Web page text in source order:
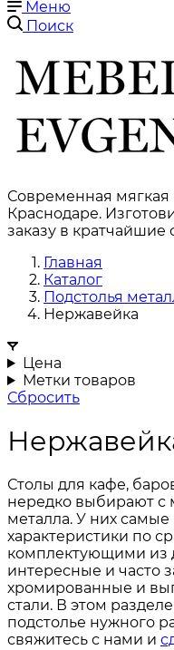
Меню
Поиск
Современная мягкая
Краснодаре.
заказу в кратчайшие
Главная
Каталог
Подстолья
Нержавейка
Цена
Метки товаров
Сбросить
Столы для кафе,
нередко выбирают
металла. У них
характеристики по
комплектующими из
интересные и часто
хромированные и
стали. В этом
подстолье нужного
свяжитесь с нами и